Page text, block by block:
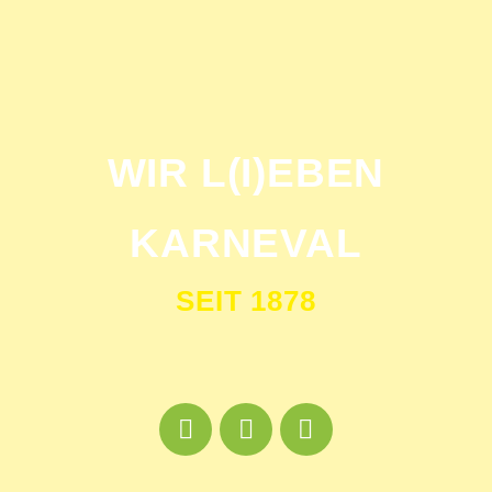
WIR L(I)EBEN
KARNEVAL
SEIT 1878